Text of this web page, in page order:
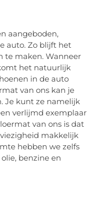
aangeboden,
auto. Zo blijft het
te maken. Wanneer
het natuurlijk
in de auto
van ons kan je
Je kunt ze namelijk
verlijmd exemplaar
van ons is dat
makkelijk
hebben we zelfs
benzine en